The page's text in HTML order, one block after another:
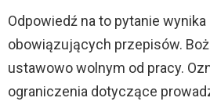
Odpowiedź na to pytanie
obowiązujących przepisów.
ustawowo wolnym od pracy.
ograniczenia dotyczące